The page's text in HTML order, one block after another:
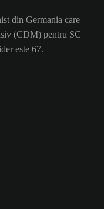
din Germania care
(CDM) pentru SC
este 67.